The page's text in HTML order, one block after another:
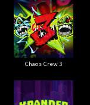
Chaos Crew 3